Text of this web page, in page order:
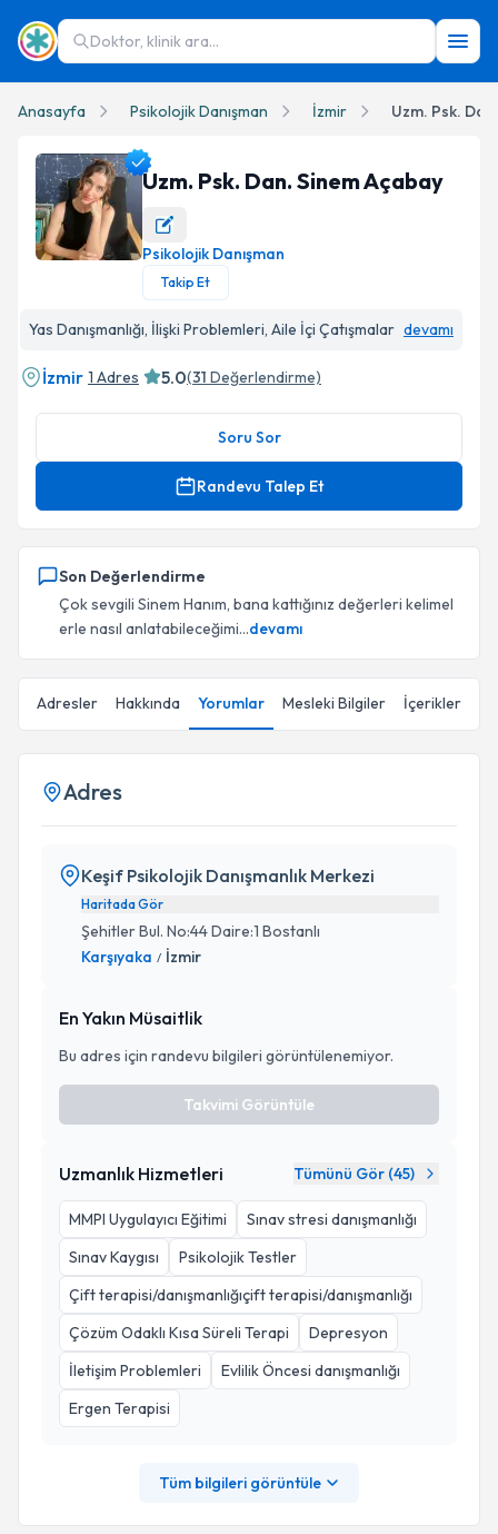
Doktor, klinik ara...
Anasayfa Psikolojik Danışman İzmir Uzm. Psk.
Uzm. Psk. Dan. Sinem Açabay Profil Fotoğrafı
Uzm. Psk. Dan. Sinem Açabay
Psikolojik Danışman
Takip Et
Yas Danışmanlığı, İlişki Problemleri, Aile İçi Çatışmalar devamı
İzmir 1 Adres 5.0(31 Değerlendirme)
Soru Sor
Randevu Talep Et
Son Değerlendirme
Çok sevgili Sinem Hanım, bana kattığınız değerleri kelimel
erle nasıl anlatabileceğimi...devamı
Adresler Hakkında Yorumlar Mesleki Bilgiler İçerikler
Adres
Keşif Psikolojik Danışmanlık Merkezi
Haritada Gör
Şehitler Bul. No:44 Daire:1 Bostanlı
Karşıyaka / İzmir
En Yakın Müsaitlik
Bu adres için randevu bilgileri görüntülenemiyor.
Takvimi Görüntüle
Uzmanlık Hizmetleri Tümünü Gör (45)
MMPI Uygulayıcı Eğitimi
Sınav stresi danışmanlığı
Sınav Kaygısı
Psikolojik Testler
Çift terapisi/danışmanlığıçift terapisi/danışmanlığı
Çözüm Odaklı Kısa Süreli Terapi
Depresyon
İletişim Problemleri
Evlilik Öncesi danışmanlığı
Ergen Terapisi
Tüm bilgileri görüntüle